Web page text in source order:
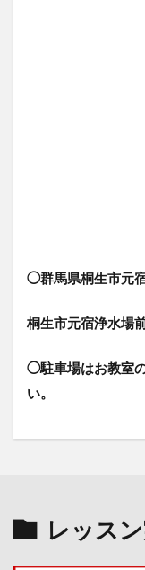
◯群馬県桐生市元
桐生市元宿浄水場
◯駐車場はお教室
い。
レッス